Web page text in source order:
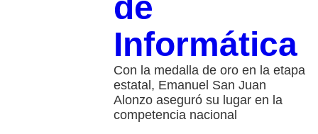
de
Informática
Con la medalla de oro en la etapa
estatal, Emanuel San Juan
Alonzo aseguró su lugar en la
competencia nacional